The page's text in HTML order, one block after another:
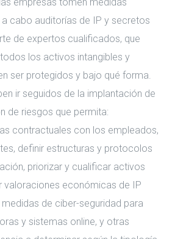
cabo auditorías de IP y secretos
de expertos cualificados, que
los activos intangibles y
ser protegidos y bajo qué forma.
ir seguidos de la implantación de
de riesgos que permita:
contractuales con los empleados,
definir estructuras y protocolos
priorizar y cualificar activos
valoraciones económicas de IP
de ciber-seguridad para
y sistemas online, y otras